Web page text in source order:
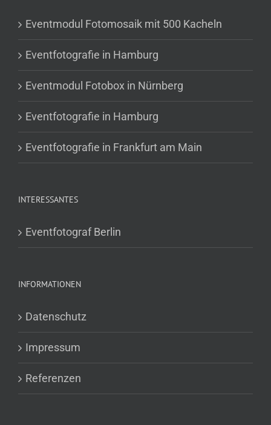
Eventmodul Fotomosaik mit 500 Kacheln
Eventfotografie in Hamburg
Eventmodul Fotobox in Nürnberg
Eventfotografie in Hamburg
Eventfotografie in Frankfurt am Main
INTERESSANTES
Eventfotograf Berlin
INFORMATIONEN
Datenschutz
Impressum
Referenzen